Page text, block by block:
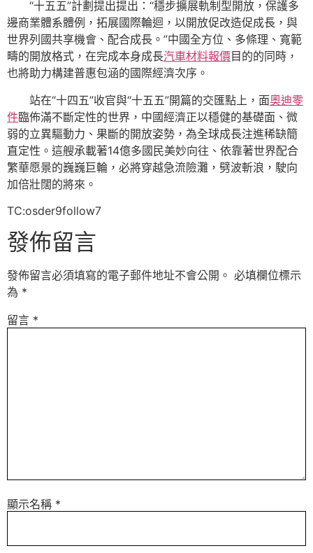
“十五五”計劃提出提出：“穩步擴展軌制型開放，保護多
邊商業體系體例，拓展國際輪迴，以開放促改造促成長，與
世界列國共享機會、配合成長。”中國全方位、多條理、寬範
疇的開放格式，在完成本身成長汽車材料報價目的的同時，
也將助力構建普惠包涵的國際經濟次序。
站在“十四五”收官與“十五五”開篇的交匯點上，面奧迪零
件臨佈滿不斷定性的世界，中國經濟正以穩健的基礎面、微
弱的立異驅動力、果斷的開放姿勢，為全球成長注進稀缺簡
直定性。這艘承載著14億多國民美妙向往、依靠著世界配合
繁華愿景的巍巍巨輪，必將穿越急流險灘，劈波斬浪，駛向
加倍壯闊的將來。
TC:osder9follow7
發佈留言
發佈留言必須填寫的電子郵件地址不會公開。 必填欄位標示
為 *
留言 *
顯示名稱 *